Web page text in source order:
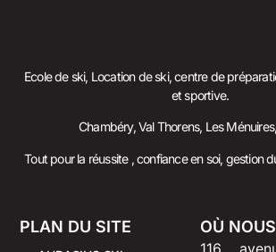
Ecole de ski, Location de ski, centre de
et sportive.
Chambéry, Val Thorens, Les
Tout pour la réussite , confiance en soi, gestion
PLAN DU SITE OÙ